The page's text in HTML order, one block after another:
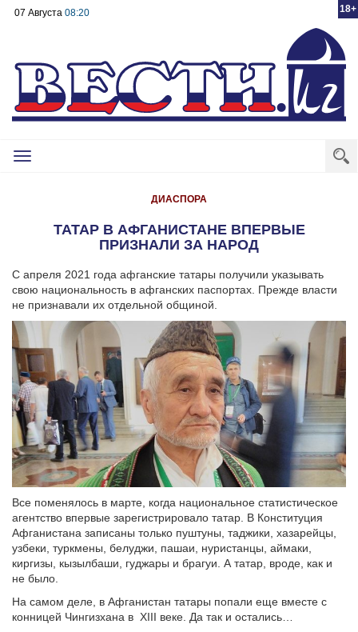
18+
07 Августа 08:20
Toggle
ДИАСПОРА
ТАТАР В АФГАНИСТАНЕ ВПЕРВЫЕ
ПРИЗНАЛИ ЗА НАРОД
С апреля 2021 года афганские татары получили указывать
свою национальность в афганских паспортах. Прежде власти
не признавали их отдельной общиной.
Все поменялось в марте, когда национальное статистическое
агентство впервые зарегистрировало татар. В Конституция
Афганистана записаны только пуштуны, таджики, хазарейцы,
узбеки, туркмены, белуджи, пашаи, нуристанцы, аймаки,
киргизы, кызылбаши, гуджары и брагуи. А татар, вроде, как и
не было.
На самом деле, в Афганистан татары попали еще вместе с
конницей Чингизхана в XIII веке. Да так и остались…